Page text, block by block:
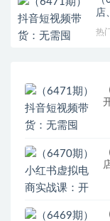
店
热